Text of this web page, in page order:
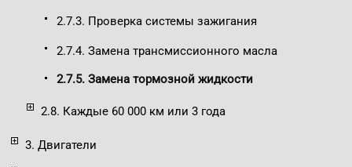
2.7.3. Проверка системы зажигания
2.7.4. Замена трансмиссионного масла
2.7.5. Замена тормозной жидкости
2.8. Каждые 60 000 км или 3 года
3. Двигатели